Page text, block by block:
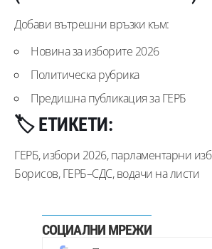
Добави вътрешни връзки към:
Новина за изборите 2026
Политическа рубрика
Предишна публикация за ГЕРБ
🏷 ЕТИКЕТИ:
ГЕРБ, избори 2026, парламентарни
Борисов, ГЕРБ–СДС, водачи на листи
СОЦИАЛНИ МРЕЖИ